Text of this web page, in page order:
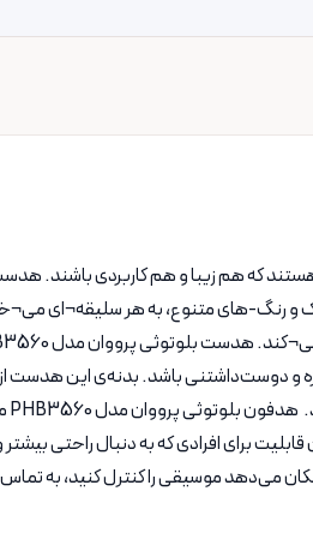
های متنوع، به هر سلیقه¬ای
و دوست‌داشتنی باشد. بدنه‌ی این
برای افرادی که به دنبال راحتی
می‌دهد موسیقی را کنترل کنید، به